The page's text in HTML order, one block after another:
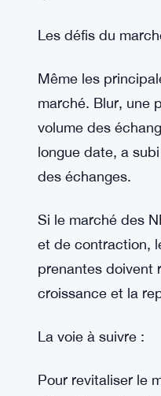
2023, avec une
Ethereum
notable de
question de savoir
Même les
marché. Blur, une
volume des
des échanges.
Si le marché des